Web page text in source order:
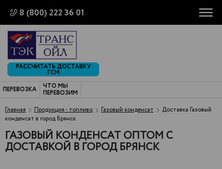
8 (800) 222 36 01
РАССЧИТАТЬ ДОСТАВКУ
ГСМ
ПЕРЕВОЗКА
ЧТО МЫ
ПЕРЕВОЗИМ
Главная
Продукция - топливо Газовый конденсат
Доставка Газовый
конденсат в город Брянск
ГАЗОВЫЙ КОНДЕНСАТ ОПТОМ С
ДОСТАВКОЙ В ГОРОД БРЯНСК